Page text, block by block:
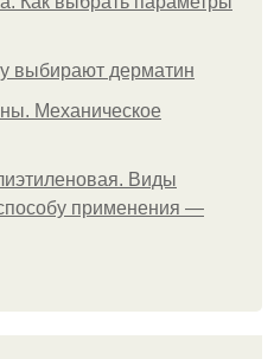
выбирают дерматин
Механическое
Виды
применения —